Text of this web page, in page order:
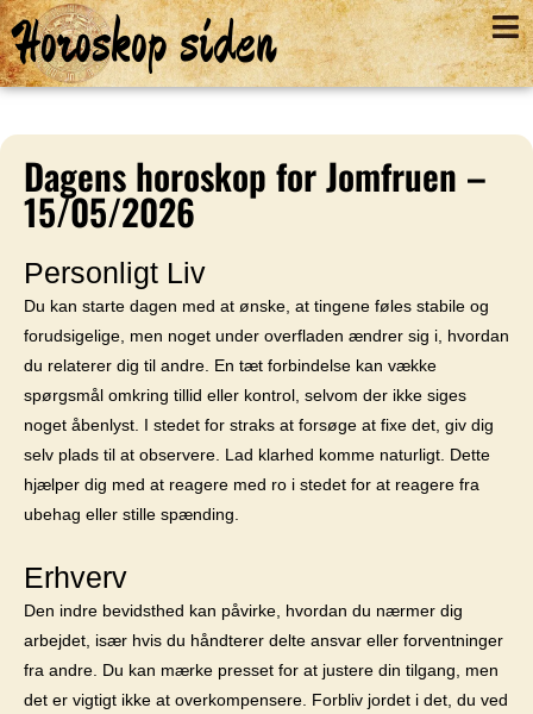
Horoskop siden
Dagens horoskop for Jomfruen –
15/05/2026
Personligt Liv
Du kan starte dagen med at ønske, at tingene føles stabile og
forudsigelige, men noget under overfladen ændrer sig i, hvordan
du relaterer dig til andre. En tæt forbindelse kan vække
spørgsmål omkring tillid eller kontrol, selvom der ikke siges
noget åbenlyst. I stedet for straks at forsøge at fixe det, giv dig
selv plads til at observere. Lad klarhed komme naturligt. Dette
hjælper dig med at reagere med ro i stedet for at reagere fra
ubehag eller stille spænding.
Erhverv
Den indre bevidsthed kan påvirke, hvordan du nærmer dig
arbejdet, især hvis du håndterer delte ansvar eller forventninger
fra andre. Du kan mærke presset for at justere din tilgang, men
det er vigtigt ikke at overkompensere. Forbliv jordet i det, du ved